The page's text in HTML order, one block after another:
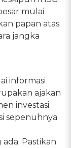
mulai
papan atas
jangka
informasi
ajakan
investasi
sepenuhnya
Pastikan